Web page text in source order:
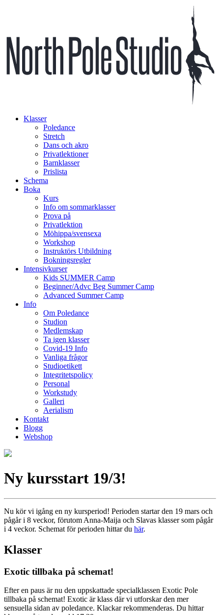
Klasser
Poledance
Stretch
Dans och akro
Privatlektioner
Barnklasser
Prislista
Schema
Boka
Kurs
Info om sommarklasser
Prova på
Privatlektion
Möhippa/svensexa
Workshop
Instruktörs Utbildning
Bokningsregler
Intensivkurser
Kids SUMMER Camp
Beginner/Advc Beg Summer Camp
Advanced Summer Camp
Info
Om Poledance
Studion
Medlemskap
Ta igen klasser
Covid-19 Info
Vanliga frågor
Studioetikett
Integritetspolicy
Personal
Workstudy
Galleri
Aerialism
Kontakt
Blogg
Webshop
Ny kursstart 19/3!
Nu kör vi igång en ny kursperiod! Perioden startar den 19 mars och
pågår i 8 veckor, förutom Anna-Maija och Slavas klasser som pågår
i 4 veckor. Schemat för perioden hittar du här.
Klasser
Exotic tillbaka på schemat!
Efter en paus är nu den uppskattade specialklassen Exotic Pole
tillbaka på schemat! Exotic är klass där vi utforskar den mer
sensuella sidan av poledance. Klackar rekommenderas. Du hittar